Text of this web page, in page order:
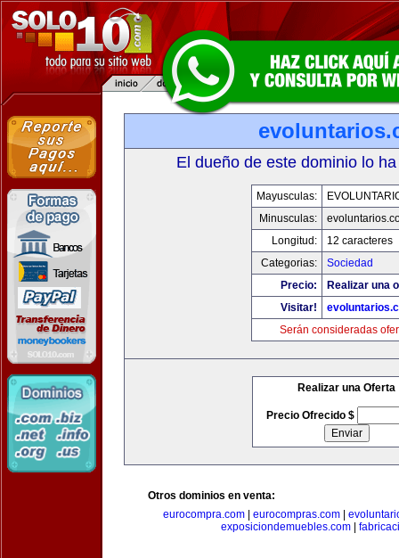
El dueño de este dominio lo
Mayusculas:
Minusculas:
Longitud:
12 caracteres
Categorias:
Sociedad
Precio:
Realizar una
Visitar!
Serán consideradas
Realizar una Oferta
Precio Ofrecido $
Otros dominios en venta:
eurocompra.com| eurocompras.com|
exposiciondemuebles.com|